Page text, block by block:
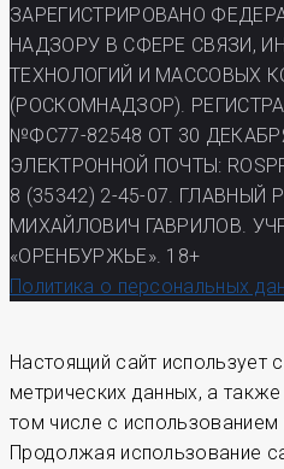
РП
ЗАРЕГИСТРИРОВАНО
НАДЗОРУ В СФЕРЕ СВЯЗИ,
ТЕХНОЛОГИЙ И МАССОВЫХ
(РОСКОМНАДЗОР).
№ФС77-82548 ОТ 30
ЭЛЕКТРОННОЙ ПОЧТЫ:
8 (35342) 2-45-07. ГЛАВНЫЙ
МИХАЙЛОВИЧ ГАВРИЛОВ.
«ОРЕНБУРЖЬЕ». 18+
Политика о персональных
Настоящий сайт использует
метрических данных, а
том числе с
Продолжая использование